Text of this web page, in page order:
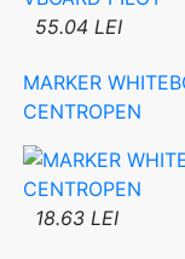
55.04 LEI
MARKER
CENTROPEN
18.63 LEI